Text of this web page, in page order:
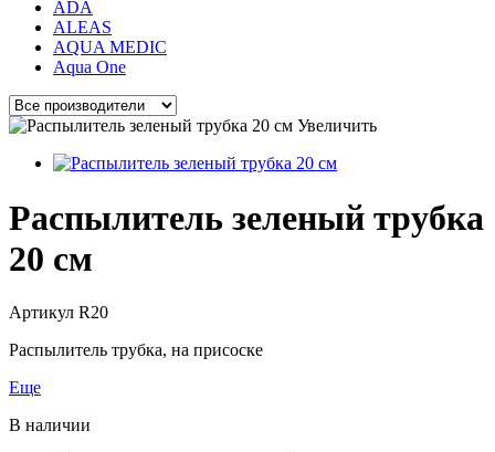
ADA
ALEAS
AQUA MEDIC
Aqua One
Увеличить
Распылитель зеленый трубка
20 см
Артикул R20
Распылитель трубка, на присоске
Еще
В наличии